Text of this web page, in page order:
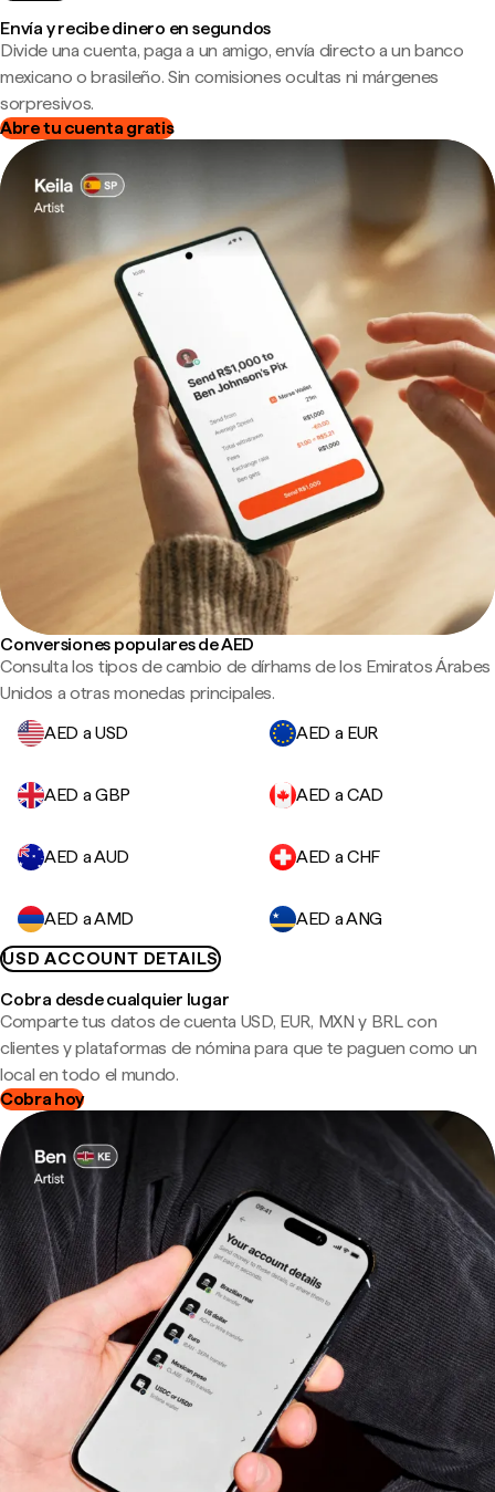
Envía y recibe dinero en segundos
Divide una cuenta, paga a un amigo, envía directo a un banco
mexicano o brasileño. Sin comisiones ocultas ni márgenes
sorpresivos.
Abre tu cuenta gratis
Conversiones populares de AED
Consulta los tipos de cambio de dírhams de los Emiratos Árabes
Unidos a otras monedas principales.
AED a USD
AED a EUR
AED a GBP AED a CAD
AED a AUD AED a CHF
AED a AMD
AED a ANG
USD ACCOUNT DETAILS
Cobra desde cualquier lugar
Comparte tus datos de cuenta USD, EUR, MXN y BRL con
clientes y plataformas de nómina para que te paguen como un
local en todo el mundo.
Cobra hoy